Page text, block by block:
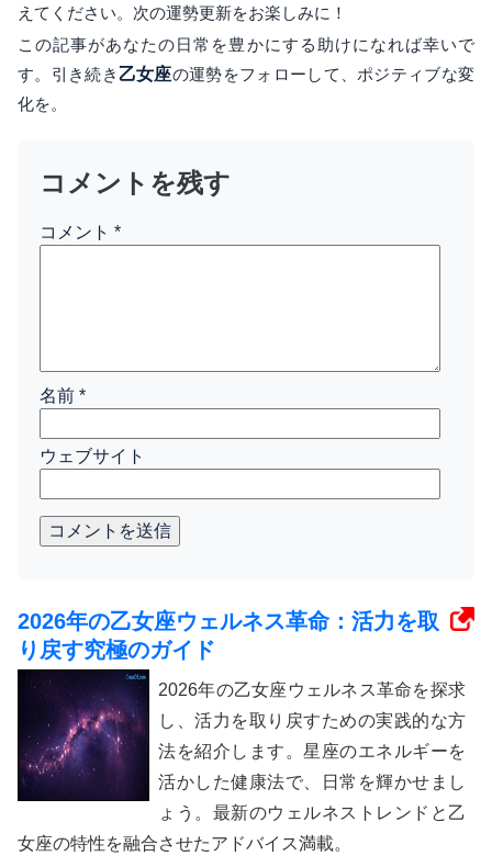
えてください。次の運勢更新をお楽しみに！
この記事があなたの日常を豊かにする助けになれば幸いで
す。引き続き乙女座の運勢をフォローして、ポジティブな変
化を。
コメントを残す
コメント *
名前 *
ウェブサイト
コメントを送信
2026年の乙女座ウェルネス革命：活力を取
り戻す究極のガイド
2026年の乙女座ウェルネス革命を探求
し、活力を取り戻すための実践的な方
法を紹介します。星座のエネルギーを
活かした健康法で、日常を輝かせまし
ょう。最新のウェルネストレンドと乙
女座の特性を融合させたアドバイス満載。